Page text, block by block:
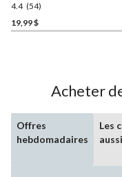
4.4 (54)
4.4
étoile(s)
sur
19,99 $
Acheter
Offres
hebdomadaires
Les